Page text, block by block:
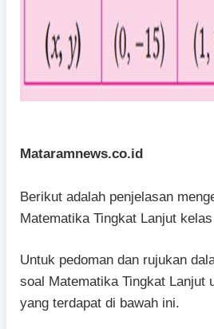
Mataramnews.co.id
Berikut adalah penjelasan
Matematika Tingkat Lanjut
Untuk pedoman dan rujukan
soal Matematika Tingkat Lanjut
yang terdapat di bawah ini.